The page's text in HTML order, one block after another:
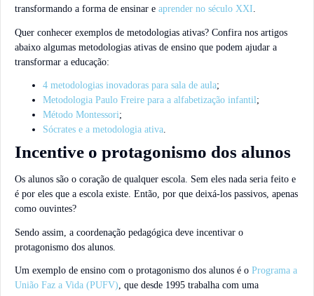
transformando a forma de ensinar e aprender no século XXI
Quer conhecer exemplos de metodologias ativas? Confira nos artigos
abaixo algumas metodologias ativas de ensino que podem ajudar a
transformar a educação:
4 metodologias inovadoras para sala de aula;
Metodologia Paulo Freire para a alfabetização infantil;
Método Montessori;
Sócrates e a metodologia ativa.
Incentive o protagonismo dos alunos
Os alunos são o coração de qualquer escola. Sem eles nada seria feito e
é por eles que a escola existe. Então, por que deixá-los passivos, apenas
como ouvintes?
Sendo assim, a coordenação pedagógica deve incentivar o
protagonismo dos alunos.
Um exemplo de ensino com o protagonismo dos alunos é o Programa a
União Faz a Vida (PUFV), que desde 1995 trabalha com uma